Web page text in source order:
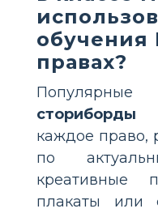
правах?
Популярные
сториборды
каждое право,
по
креативные
плакаты или